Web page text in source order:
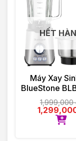
HẾT
Máy Xay
BlueStone
1.5 Lít
1,999,000